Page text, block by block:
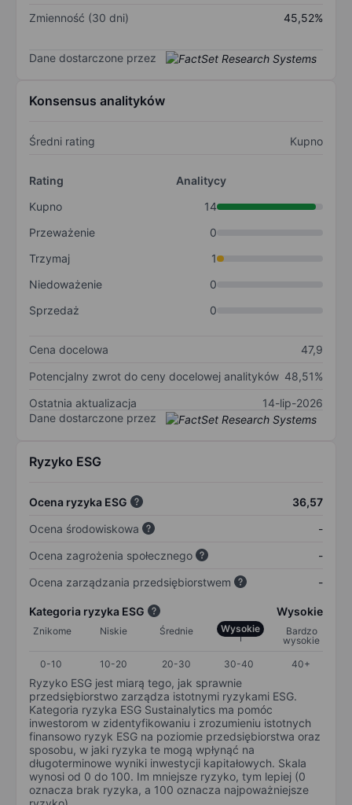
Zmienność (30 dni)
45,52%
Dane dostarczone przez
Konsensus analityków
Średni rating Kupno
Rating
Analitycy
Kupno
14
Przeważenie
0
Trzymaj
1
Niedoważenie
0
Sprzedaż
0
Cena docelowa
47,9
Potencjalny zwrot do ceny docelowej analityków 48,51%
Ostatnia aktualizacja
14-lip-2026
Dane dostarczone przez
Ryzyko ESG
Ocena ryzyka ESG
36,57
Ocena środowiskowa
-
Ocena zagrożenia społecznego
-
Ocena zarządzania przedsiębiorstwem
-
Kategoria ryzyka ESG Wysokie
Znikome Niskie Średnie Wysokie
Bardzo
wysokie
0-10
10-20 20-30 30-40 40+
Ryzyko ESG jest miarą tego, jak sprawnie
przedsiębiorstwo zarządza istotnymi ryzykami ESG.
Kategoria ryzyka ESG Sustainalytics ma pomóc
inwestorom w zidentyfikowaniu i zrozumieniu istotnych
finansowo ryzyk ESG na poziomie przedsiębiorstwa oraz
sposobu, w jaki ryzyka te mogą wpłynąć na
długoterminowe wyniki inwestycji kapitałowych. Skala
wynosi od 0 do 100. Im mniejsze ryzyko, tym lepiej (0
oznacza brak ryzyka, a 100 oznacza najpoważniejsze